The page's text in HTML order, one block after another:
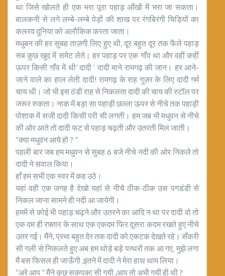
था जिसे खोलते ही एक भरा पूरा पहाड़ आँखों में भरा जा सकता।
बालकनी से लगे लम्बे-लम्बे पेड़ों की शाख पर रंगबिरंगी चिड़ियों का
कलरव दुनिया को अलौकिक करता जाता।
मधुबन की हर सुबह ताज़गी लिए हुए थी, दूर बहुत दूर तक फैले पहाड़
सब कुछ खुद में समेट लेते। हर पहाड़ पर एक गाँव था और वहीं कहीं
ऊपर किसी गाँव में थी’ दादी ‘ दादी माने रामगढ़ की जान। हर आने-
जाने वाले का हाल लेती दादी! रामगढ़ के राह गुज़र के लिए दादी गर्म
चाय थी। जो भी इस ठंडी राह से निकलता दादी की चाय की स्टॉल पर
जरूर रुकता। नाक में बड़ा सा पहाड़ी छल्ला ऊपर से नीचे तक पहाड़ी
पोशाक में सजी दादी किसी परी सी लगती। हम जब भी मधुवन से नीचे
की ओर आते तो दादी फट से पहाड़ चढ़ती और उतरती मिल जाती।
“क्या मधुवन आये हो ? ”
पहली बार जब हम मधुवन से सुबह 6 बजे नीचे नदी की ओर निकले तो
दादी ने सवाल किया।
हाँ हम सभी एक स्वर में कह उठे।
यहां वही एक जगह है देखो यहां से नीचे ठीक-ठीक उस पगडंडी से
निकल जाना सामने ही नदी आ जायेगी।
हममें से कोई भी पहाड़ चढ़ने और उतरने का आदि न था पर दादी वो तो
एक दम ही रफ़्तार के साथ एक एकदम फिर दूसरा कदम रखते हुए नीचे
उतर गई। मैंने, प्रभा बहुत देर तक दादी को एकटक देखते रहे। सँकरी
सी गली से निकलते हुए अब हम थोड़े बड़े पत्थरों तक आ गए, मुझे लगा
मैं बस फिसल ही जाऊँगी ,इतने में दादी ने मेरा हाथ थाम लिया।
“अरे आप ” मैंने कुछ सकपका सी गयी ,आप तो अभी गयीं ही थी ?